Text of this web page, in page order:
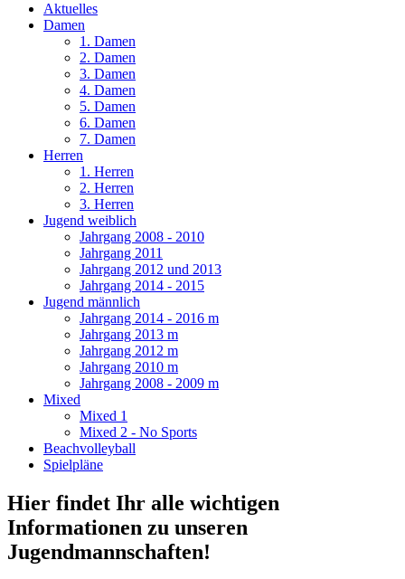
Aktuelles
Damen
1. Damen
2. Damen
3. Damen
4. Damen
5. Damen
6. Damen
7. Damen
Herren
1. Herren
2. Herren
3. Herren
Jugend weiblich
Jahrgang 2008 - 2010
Jahrgang 2011
Jahrgang 2012 und 2013
Jahrgang 2014 - 2015
Jugend männlich
Jahrgang 2014 - 2016 m
Jahrgang 2013 m
Jahrgang 2012 m
Jahrgang 2010 m
Jahrgang 2008 - 2009 m
Mixed
Mixed 1
Mixed 2 - No Sports
Beachvolleyball
Spielpläne
Hier findet Ihr alle wichtigen
Informationen zu unseren
Jugendmannschaften!